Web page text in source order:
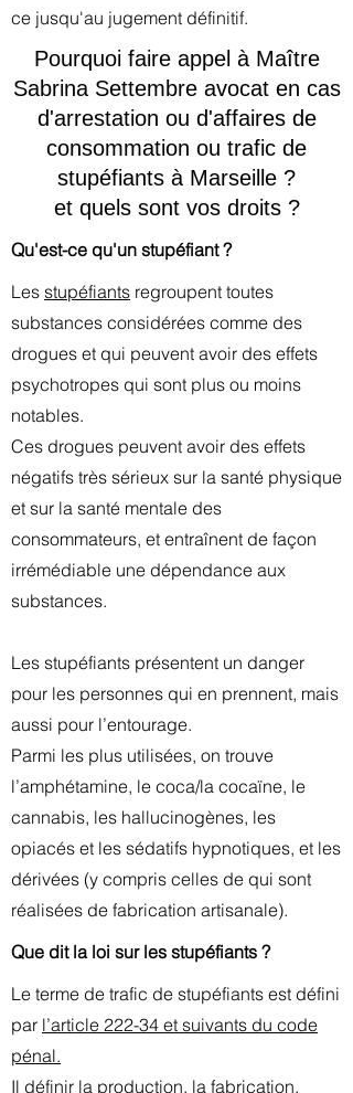
ce jusqu'au jugement définitif.
Pourquoi faire appel à Maître
Sabrina Settembre avocat en cas
d'arrestation ou d'affaires de
consommation ou trafic de
stupéfiants à Marseille ?
et quels sont vos droits ?
Qu'est-ce qu'un stupéfiant ?
Les stupéfiants regroupent toutes
substances considérées comme des
drogues et qui peuvent avoir des effets
psychotropes qui sont plus ou moins
notables.
Ces drogues peuvent avoir des effets
négatifs très sérieux sur la santé physique
et sur la santé mentale des
consommateurs, et entraînent de façon
irrémédiable une dépendance aux
substances.
Les stupéfiants présentent un danger
pour les personnes qui en prennent, mais
aussi pour l’entourage.
Parmi les plus utilisées, on trouve
l’amphétamine, le coca/la cocaïne, le
cannabis, les hallucinogènes, les
opiacés et les sédatifs hypnotiques, et les
dérivées (y compris celles de qui sont
réalisées de fabrication artisanale).
Que dit la loi sur les stupéfiants ?
Le terme de trafic de stupéfiants est défini
par l’article 222-34 et suivants du code
pénal.
Il définir la production, la fabrication,